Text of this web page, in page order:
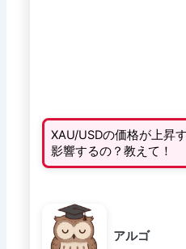
XAU/USDの価格が上昇
影響するの？教えて！
アルゴ